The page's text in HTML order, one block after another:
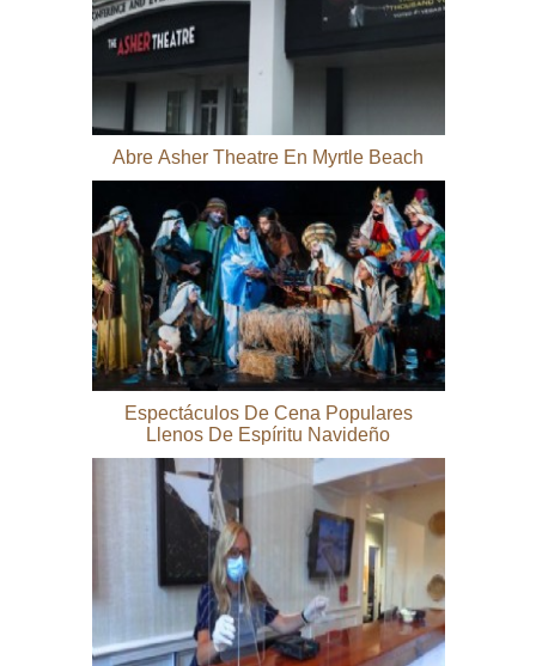
Abre Asher Theatre En Myrtle Beach
Espectáculos De Cena Populares
Llenos De Espíritu Navideño